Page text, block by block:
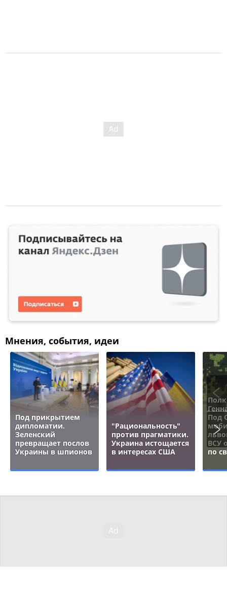
Мнения, события, идеи
Под прикрытием
дипломатии.
Зеленский
превращает послов
Украины в шпионов
"Рациональность"
против прагматики.
Украина истощается
в интересах США
Под
ВСУ
по